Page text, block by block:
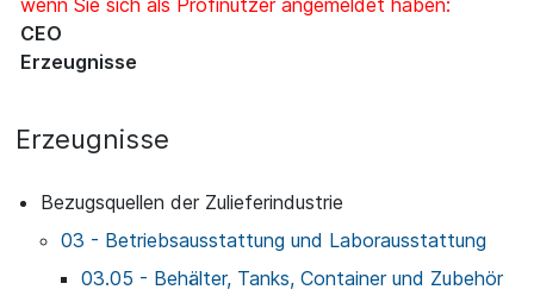
wenn Sie sich als Profinutzer angemeldet haben:
CEO
Erzeugnisse
Erzeugnisse
Bezugsquellen der Zulieferindustrie
03 - Betriebsausstattung und Laborausstattung
03.05 - Behälter, Tanks, Container und Zubehör